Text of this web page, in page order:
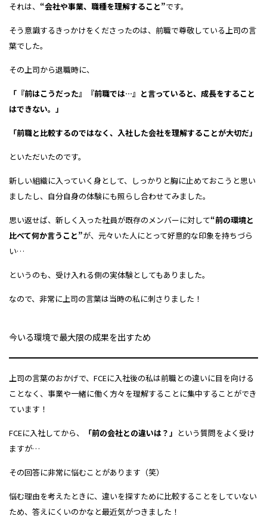
それは、 “会社や事業、職種を理解すること”です。
そう意識するきっかけをくださったのは、前職で尊敬している上司の言
葉でした。
その上司から退職時に、
「『前はこうだった』『前職では…』と言っていると、成長をすること
はできない。」
「前職と比較するのではなく、入社した会社を理解することが大切だ」
といただいたのです。
新しい組織に入っていく身として、しっかりと胸に止めておこうと思い
ましたし、自分自身の体験にも照らし合わせてみました。
思い返せば、新しく入った社員が既存のメンバーに対して“前の環境と
比べて何か言うこと”が、元々いた人にとって好意的な印象を持ちづら
い…
というのも、受け入れる側の実体験としてもありました。
なので、非常に上司の言葉は当時の私に刺さりました！
今いる環境で最大限の成果を出すため
上司の言葉のおかげで、FCEに入社後の私は前職との違いに目を向ける
ことなく、事業や一緒に働く方々を理解することに集中することができ
ています！
FCEに入社してから、 「前の会社との違いは？」 という質問をよく受け
ますが…
その回答に非常に悩むことがあります（笑）
悩む理由を考えたときに、違いを探すために比較することをしていない
ため、答えにくいのかなと最近気がつきました！